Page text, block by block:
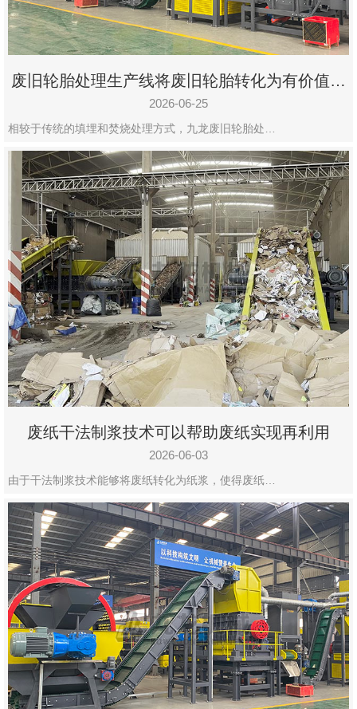
废旧轮胎处理生产线将废旧轮胎转化为有价值的
资源
2026-06-25
相较于传统的填埋和焚烧处理方式，九龙废旧轮胎处…
废纸干法制浆技术可以帮助废纸实现再利用
2026-06-03
由于干法制浆技术能够将废纸转化为纸浆，使得废纸…